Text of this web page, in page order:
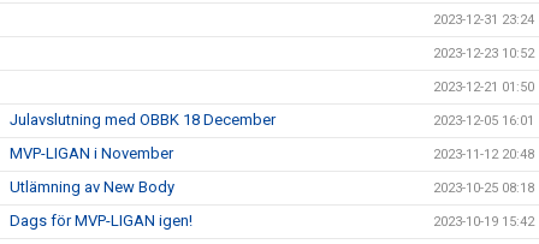
2023-12-31 23:24
2023-12-23 10:52
2023-12-21 01:50
Julavslutning med OBBK 18 December 2023-12-05 16:01
MVP-LIGAN i November 2023-11-12 20:48
Utlämning av New Body 2023-10-25 08:18
Dags för MVP-LIGAN igen! 2023-10-19 15:42